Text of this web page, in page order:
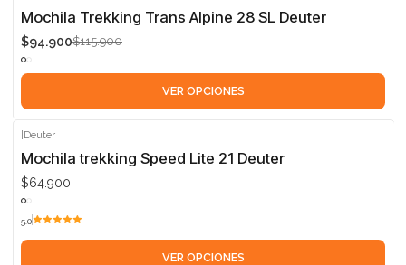
-18%
Mochila Trekking Trans Alpine 28 SL Deuter
$94.900$115.900
VER OPCIONES
|Deuter
Mochila trekking Speed Lite 21 Deuter
$64.900
5.0
VER OPCIONES